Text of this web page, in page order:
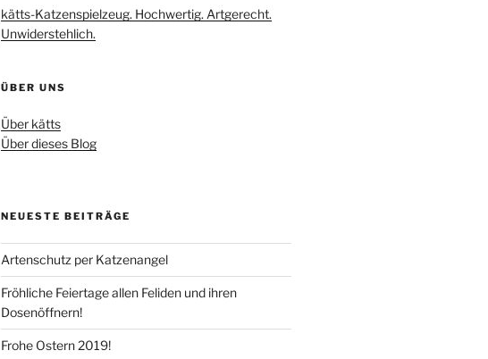
kätts-Katzenspielzeug. Hochwertig. Artgerecht.
Unwiderstehlich.
ÜBER UNS
Über kätts
Über dieses Blog
NEUESTE BEITRÄGE
Artenschutz per Katzenangel
Fröhliche Feiertage allen Feliden und ihren
Dosenöffnern!
Frohe Ostern 2019!